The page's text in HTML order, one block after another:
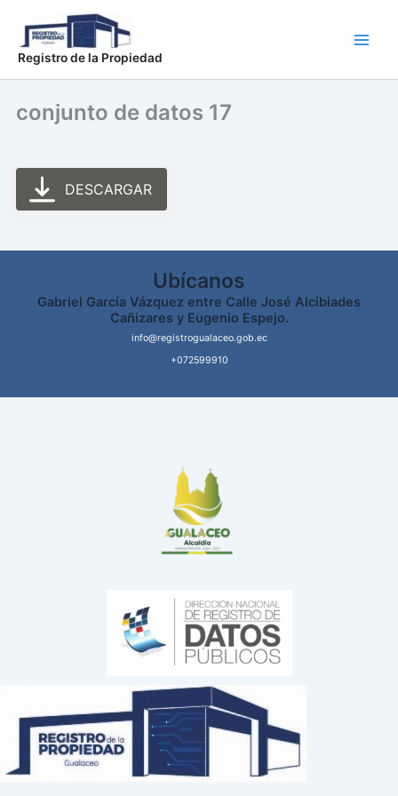
contenido
Registro de la Propiedad
conjunto de datos 17
DESCARGAR
Ubícanos
Gabriel García Vázquez entre Calle José Alcibiades
Cañizares y Eugenio Espejo.
info@registrogualaceo.gob.ec
+072599910